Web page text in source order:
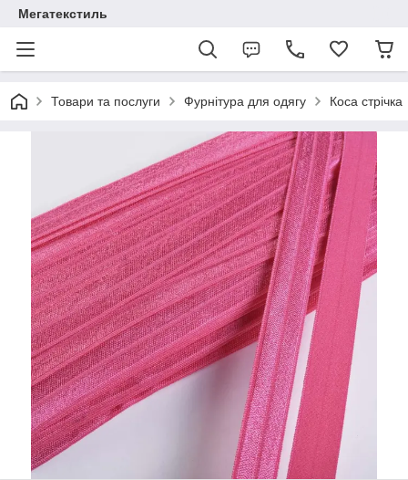
Мегатекстиль
Товари та послуги Фурнітура для одягу Коса стрічка